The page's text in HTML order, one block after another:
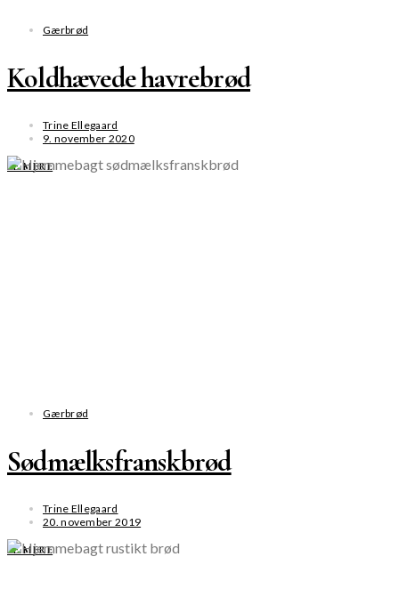
Gærbrød
Koldhævede havrebrød
Trine Ellegaard
9. november 2020
SE MERE
Gærbrød
Sødmælksfranskbrød
Trine Ellegaard
20. november 2019
SE MERE